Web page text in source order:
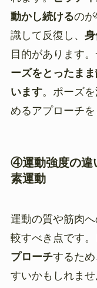
動かし続けるの
識して反復し、
目的があります
ーズをとったま
います。ポーズ
めるアプローチを
④運動強度の違
素運動
運動の質や筋肉
較すべき点です。
プローチするた
すいかもしれませ